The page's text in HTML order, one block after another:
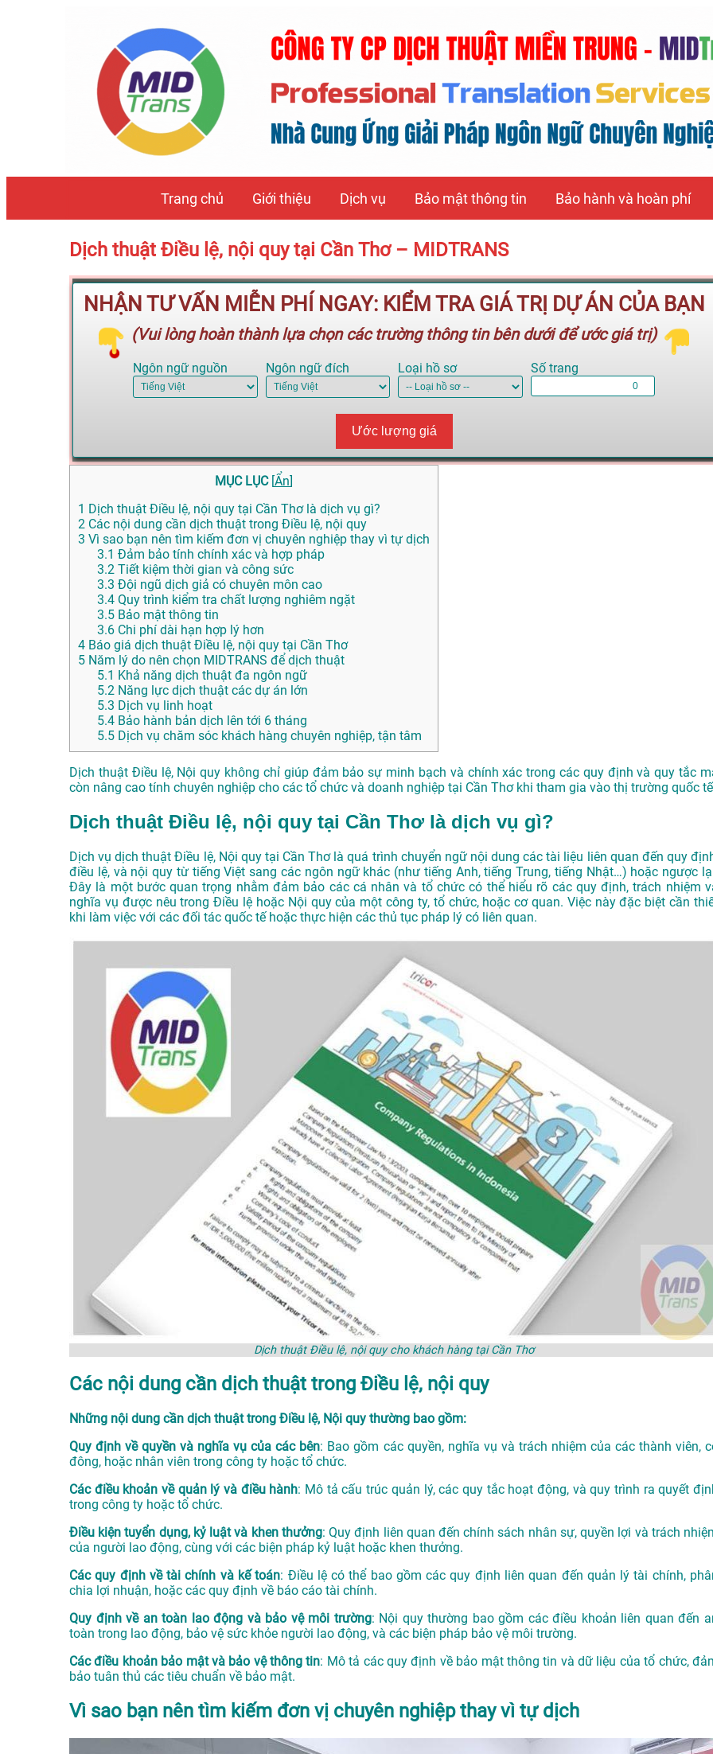
Trang chủ Giới thiệu Dịch vụ Bảo mật thông tin Bảo hành và hoàn phí
Dịch thuật Điều lệ, nội quy tại Cần Thơ – MIDTRANS
NHẬN TƯ VẤN MIỄN PHÍ NGAY: KIỂM TRA GIÁ TRỊ DỰ ÁN CỦA BẠN
(Vui lòng hoàn thành lựa chọn các trường thông tin bên dưới để ước giá trị)
Ngôn ngữ nguồn Ngôn ngữ đích Loại hồ sơ Số trang
Ước lượng giá
MỤC LỤC [Ẩn]
1 Dịch thuật Điều lệ, nội quy tại Cần Thơ là dịch vụ gì?
2 Các nội dung cần dịch thuật trong Điều lệ, nội quy
3 Vì sao bạn nên tìm kiếm đơn vị chuyên nghiệp thay vì tự dịch
3.1 Đảm bảo tính chính xác và hợp pháp
3.2 Tiết kiệm thời gian và công sức
3.3 Đội ngũ dịch giả có chuyên môn cao
3.4 Quy trình kiểm tra chất lượng nghiêm ngặt
3.5 Bảo mật thông tin
3.6 Chi phí dài hạn hợp lý hơn
4 Báo giá dịch thuật Điều lệ, nội quy tại Cần Thơ
5 Năm lý do nên chọn MIDTRANS để dịch thuật
5.1 Khả năng dịch thuật đa ngôn ngữ
5.2 Năng lực dịch thuật các dự án lớn
5.3 Dịch vụ linh hoạt
5.4 Bảo hành bản dịch lên tới 6 tháng
5.5 Dịch vụ chăm sóc khách hàng chuyên nghiệp, tận tâm
Dịch thuật Điều lệ, Nội quy không chỉ giúp đảm bảo sự minh bạch và chính xác trong các quy định và quy tắc
còn nâng cao tính chuyên nghiệp cho các tổ chức và doanh nghiệp tại Cần Thơ khi tham gia vào thị trường quốc
Dịch thuật Điều lệ, nội quy tại Cần Thơ là dịch vụ gì?
Dịch vụ dịch thuật Điều lệ, Nội quy tại Cần Thơ là quá trình chuyển ngữ nội dung các tài liệu liên quan đến quy
điều lệ, và nội quy từ tiếng Việt sang các ngôn ngữ khác (như tiếng Anh, tiếng Trung, tiếng Nhật…) hoặc ngược
Đây là một bước quan trọng nhằm đảm bảo các cá nhân và tổ chức có thể hiểu rõ các quy định, trách nhiệm
nghĩa vụ được nêu trong Điều lệ hoặc Nội quy của một công ty, tổ chức, hoặc cơ quan. Việc này đặc biệt cần
khi làm việc với các đối tác quốc tế hoặc thực hiện các thủ tục pháp lý có liên quan.
Dịch thuật Điều lệ, nội quy cho khách hàng tại Cần Thơ
Các nội dung cần dịch thuật trong Điều lệ, nội quy
Những nội dung cần dịch thuật trong Điều lệ, Nội quy thường bao gồm:
Quy định về quyền và nghĩa vụ của các bên: Bao gồm các quyền, nghĩa vụ và trách nhiệm của các thành viên,
đông, hoặc nhân viên trong công ty hoặc tổ chức.
Các điều khoản về quản lý và điều hành: Mô tả cấu trúc quản lý, các quy tắc hoạt động, và quy trình ra quyết
trong công ty hoặc tổ chức.
Điều kiện tuyển dụng, kỷ luật và khen thưởng: Quy định liên quan đến chính sách nhân sự, quyền lợi và trách
của người lao động, cùng với các biện pháp kỷ luật hoặc khen thưởng.
Các quy định về tài chính và kế toán: Điều lệ có thể bao gồm các quy định liên quan đến quản lý tài chính,
chia lợi nhuận, hoặc các quy định về báo cáo tài chính.
Quy định về an toàn lao động và bảo vệ môi trường: Nội quy thường bao gồm các điều khoản liên quan đến
toàn trong lao động, bảo vệ sức khỏe người lao động, và các biện pháp bảo vệ môi trường.
Các điều khoản bảo mật và bảo vệ thông tin: Mô tả các quy định về bảo mật thông tin và dữ liệu của tổ chức,
bảo tuân thủ các tiêu chuẩn về bảo mật.
Vì sao bạn nên tìm kiếm đơn vị chuyên nghiệp thay vì tự dịch